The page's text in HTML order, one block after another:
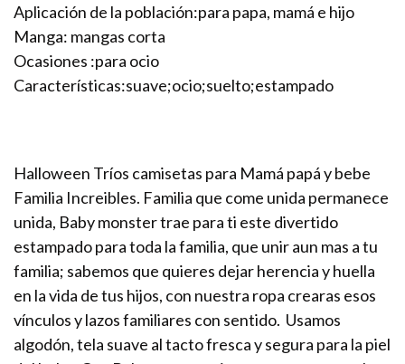
Aplicación de la población:para papa, mamá e hijo
Manga: mangas corta
Ocasiones :para ocio
Características:suave;ocio;suelto;estampado
Halloween Tríos camisetas para Mamá papá y bebe
Familia Increibles. Familia que come unida permanece
unida, Baby monster trae para ti este divertido
estampado para toda la familia, que unir aun mas a tu
familia; sabemos que quieres dejar herencia y huella
en la vida de tus hijos, con nuestra ropa crearas esos
vínculos y lazos familiares con sentido. Usamos
algodón, tela suave al tacto fresca y segura para la piel